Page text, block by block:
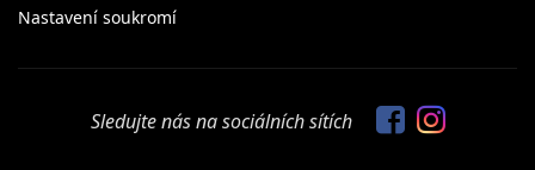
Nastavení soukromí
Sledujte nás na sociálních sítích